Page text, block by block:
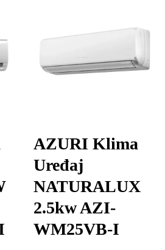
AZURI Klima
Uređaj
NATURALUX
2.5kw AZI-
WM25VB-I